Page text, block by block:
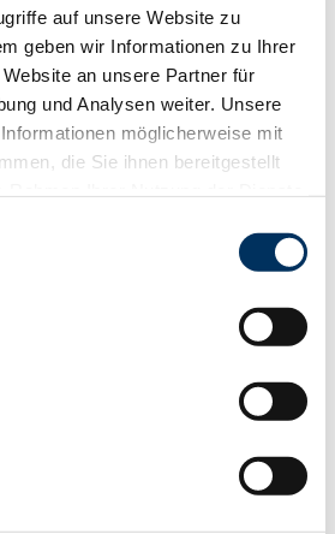
auf unsere Website zu
geben wir Informationen zu Ihrer
an unsere Partner für
und Analysen weiter. Unsere
möglicherweise mit
die Sie ihnen bereitgestellt
Webseite weiterhin nutzen.
PDF
141
20,00 €
147
24,00 €
20,00 €
18,00 €
17,00 €